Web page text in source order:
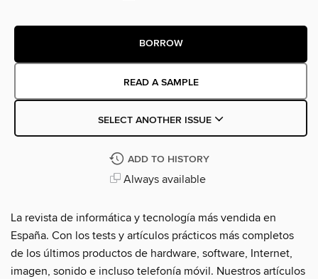
BORROW
READ A SAMPLE
SELECT ANOTHER ISSUE
ADD TO HISTORY
Always available
La revista de informática y tecnología más vendida en
España. Con los tests y artículos prácticos más completos
de los últimos productos de hardware, software, Internet,
imagen, sonido e incluso telefonía móvil. Nuestros artículos